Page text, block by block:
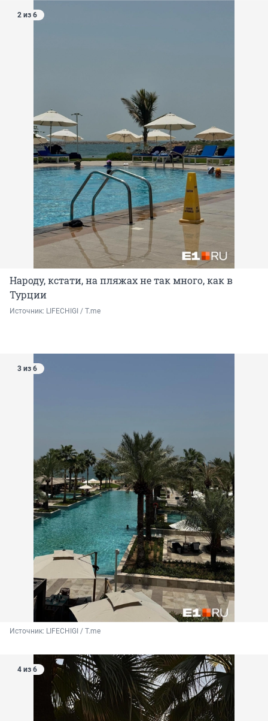
2 из 6
Народу, кстати, на пляжах не так много, как в
Турции
Источник: LIFECHIGI / Т.me
3 из 6
Источник: LIFECHIGI / Т.me
4 из 6